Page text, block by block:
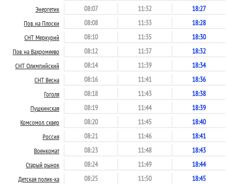
Энергетик 08:07 11:32 18:27
Пов. на Плоски 08:08 11:33 18:28
СНТ Меркурий 08:10 11:35 18:30
Пов. на Вахромеево 08:12 11:37 18:32
СНТ Олимпийский 08:14 11:39 18:34
СНТ Весна 08:16 11:41 18:36
Гоголя 08:18 11:43 18:38
Пушкинская 08:19 11:44 18:39
Комсомол. сквер 08:20 11:45 18:40
Россия 08:21 11:46 18:41
Военкомат 08:23 11:48 18:43
Старый рынок 08:24 11:49 18:44
Детская полик-ка 08:25 11:50 18:45